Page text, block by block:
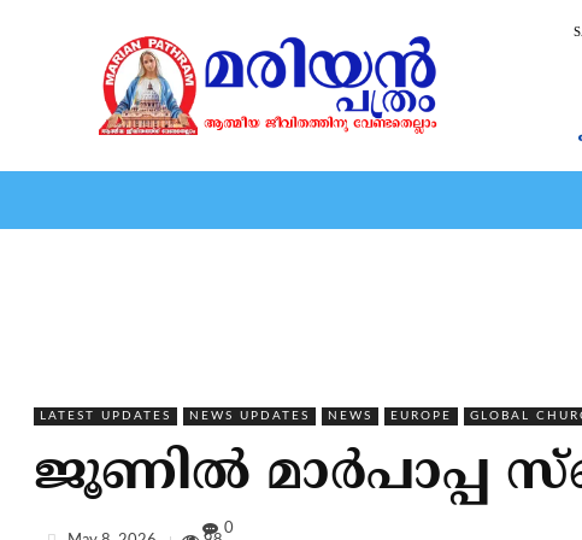
LATEST UPDATES NEWS UPDATES NEWS EUROPE GLOBAL
ജൂണില്‍ മാര്‍പാപ്പ
0